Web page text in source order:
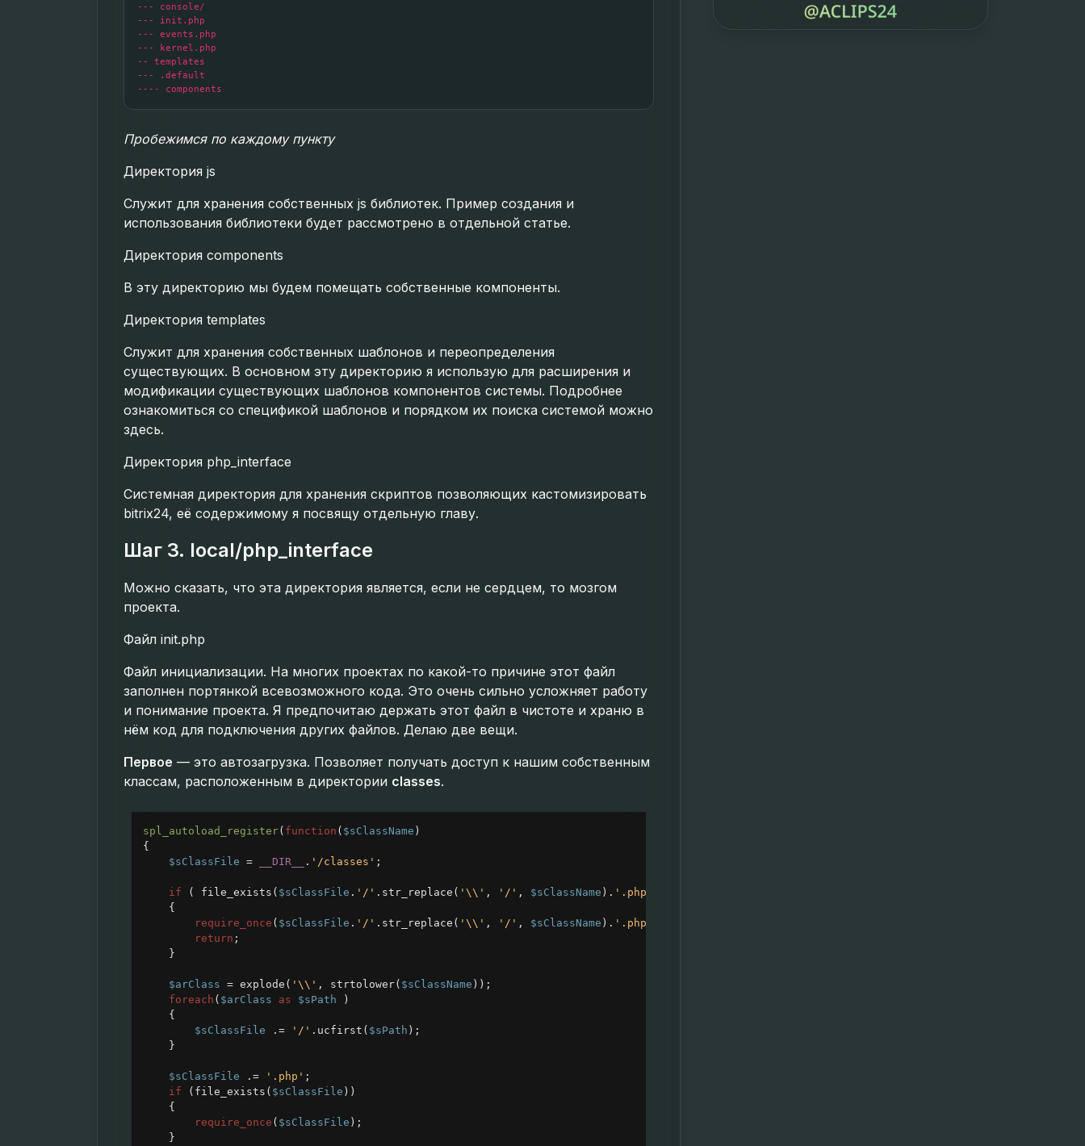
--- console/
--- init.php
--- events.php
--- kernel.php
-- templates
--- .default
Пробежимся по каждому пункту
Директория js
Служит для хранения собственных js библиотек. Пример создания и
использования библиотеки будет рассмотрено в отдельной статье.
Директория components
В эту директорию мы будем помещать собственные компоненты.
Директория templates
Служит для хранения собственных шаблонов и переопределения
существующих. В основном эту директорию я использую для расширения и
модификации существующих шаблонов компонентов системы. Подробнее
ознакомиться со спецификой шаблонов и порядком их поиска системой можно
здесь.
Директория php_interface
Системная директория для хранения скриптов позволяющих кастомизировать
bitrix24, её содержимому я посвящу отдельную главу.
Шаг 3. local/php_interface
Можно сказать, что эта директория является, если не сердцем, то мозгом
проекта.
Файл init.php
Файл инициализации. На многих проектах по какой-то причине этот файл
заполнен портянкой всевозможного кода. Это очень сильно усложняет работу
и понимание проекта. Я предпочитаю держать этот файл в чистоте и храню в
нём код для подключения других файлов. Делаю две вещи.
Первое — это автозагрузка. Позволяет получать доступ к нашим собственным
классам, расположенным в директории classes.
spl_autoload_register( function ( $sClassName )
{
$sClassFile = __DIR__ . '/classes' ;
if ( file_exists ( $sClassFile . '/' . str_replace ( '\\' , '/' , $sClassName ). '.php'
{
require_once ( $sClassFile . '/' . str_replace ( '\\' , '/' , $sClassName ). '.php'
return ;
}
$arClass = explode ( '\\' , strtolower( $sClassName ));
foreach ( $arClass as $sPath )
{
$sClassFile . = '/' . ucfirst ( $sPath );
}
$sClassFile . = '.php' ;
if ( file_exists ( $sClassFile ))
{
require_once ( $sClassFile );
}